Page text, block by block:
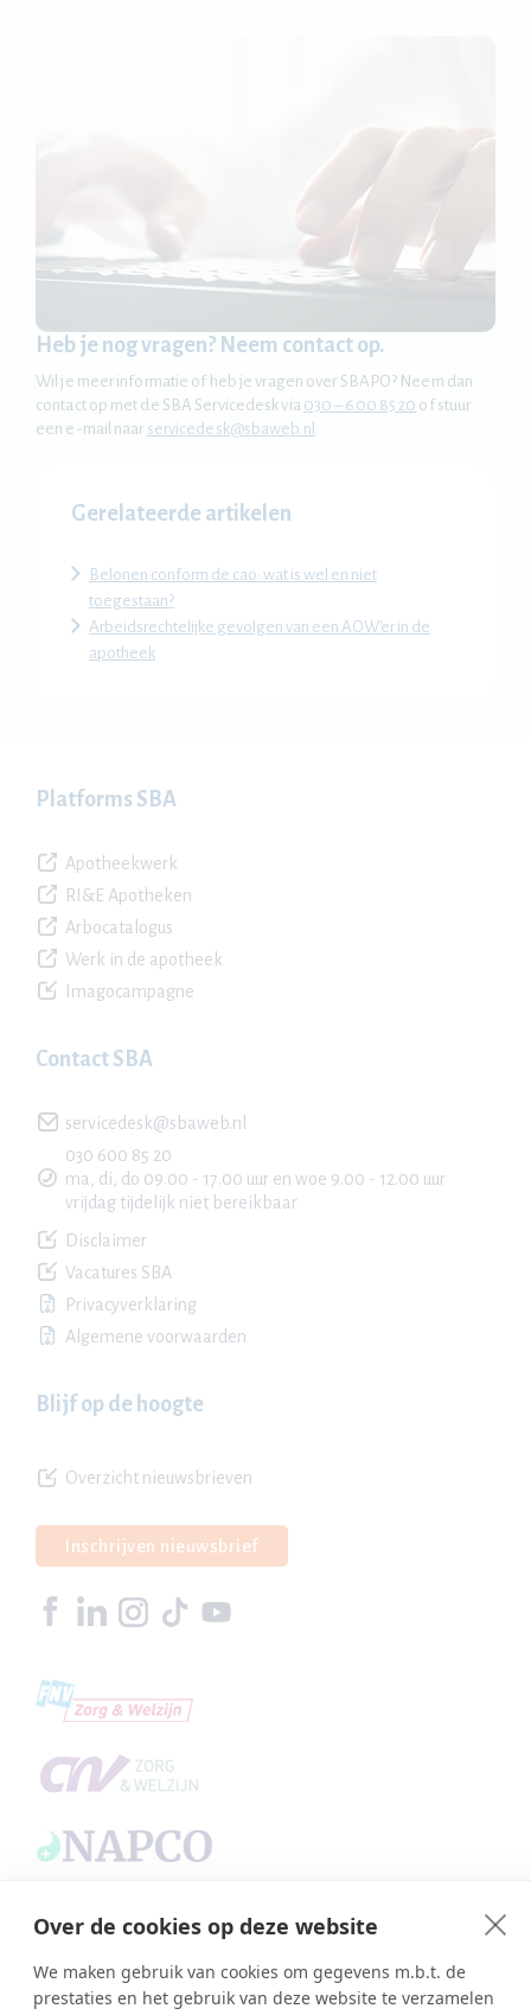
Over de cookies op deze website
We maken gebruik van cookies om gegevens m.b.t. de
prestaties en het gebruik van deze website te verzamelen
Heb je nog vragen? Neem contact op.
Wil je meer informatie of heb je vragen over SBAPO? Neem dan
contact op met de SBA Servicedesk via 030 – 600 85 20 of stuur
een e-mail naar servicedesk@sbaweb.nl
Gerelateerde artikelen
Belonen conform de cao: wat is wel en niet
toegestaan?
Arbeidsrechtelijke gevolgen van een AOW'er in de
apotheek
Platforms SBA
Apotheekwerk
RI&E Apotheken
Arbocatalogus
Werk in de apotheek
Imagocampagne
Contact SBA
servicedesk@sbaweb.nl
030 600 85 20
ma, di, do 09.00 - 17.00 uur en woe 9.00 - 12.00 uur
vrijdag tijdelijk niet bereikbaar
Disclaimer
Vacatures SBA
Privacyverklaring
Algemene voorwaarden
Blijf op de hoogte
Overzicht nieuwsbrieven
Inschrijven nieuwsbrief
Copyright © SBA Web 2026
Ambasco webdesign